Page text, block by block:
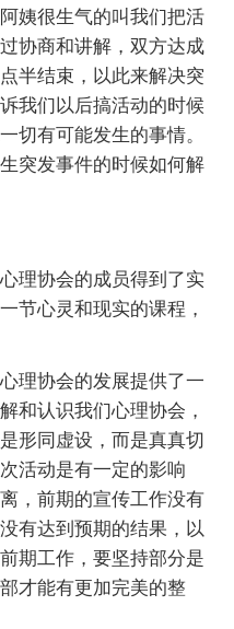
姨很生气的叫我们把活
协商和讲解，双方达成
半结束，以此来解决突
我们以后搞活动的时候
切有可能发生的事情。
突发事件的时候如何解
理协会的成员得到了实
节心灵和现实的课程，
理协会的发展提供了一
和认识我们心理协会，
形同虚设，而是真真切
活动是有一定的影响
，前期的宣传工作没有
有达到预期的结果，以
期工作，要坚持部分是
才能有更加完美的整